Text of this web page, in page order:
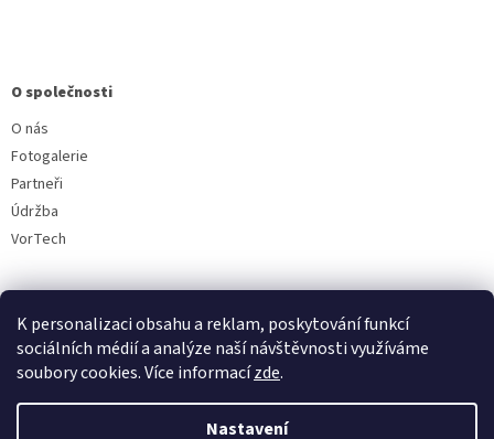
K personalizaci obsahu a reklam, poskytování funkcí
sociálních médií a analýze naší návštěvnosti využíváme
soubory cookies. Více informacízde.
Nastavení
O společnosti
O nás
Fotogalerie
Partneři
Údržba
VorTech